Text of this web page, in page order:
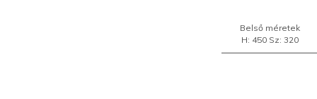
Belső méretek
H: 450 Sz: 320